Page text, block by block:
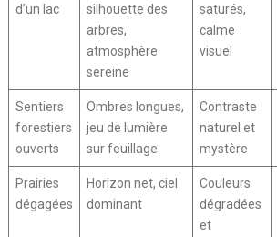
d’un lac
silhouette des
arbres,
atmosphère
sereine
saturés,
calme
visuel
Sentiers
forestiers
ouverts
Ombres longues,
jeu de lumière
sur feuillage
Contraste
naturel et
mystère
Prairies
dégagées
Horizon net, ciel
dominant
Couleurs
dégradées
et